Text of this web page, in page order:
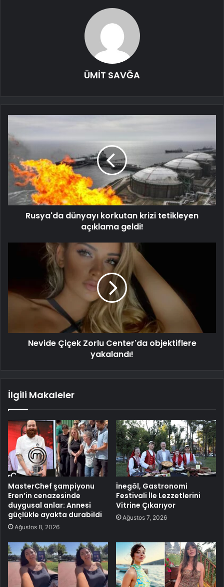
ÜMİT SAVĞA
Rusya'da dünyayı korkutan krizi tetikleyen
açıklama geldi!
Nevide Çiçek Zorlu Center'da objektiflere
yakalandı!
İlgili Makaleler
MasterChef şampiyonu
Eren’in cenazesinde
duygusal anlar: Annesi
güçlükle ayakta durabildi
Ağustos 8, 2026
İnegöl, Gastronomi
Festivali İle Lezzetlerini
Vitrine Çıkarıyor
Ağustos 7, 2026